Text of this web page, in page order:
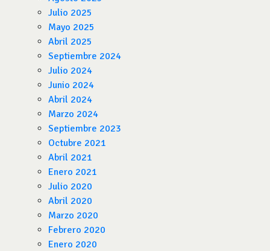
Julio 2025
Mayo 2025
Abril 2025
Septiembre 2024
Julio 2024
Junio 2024
Abril 2024
Marzo 2024
Septiembre 2023
Octubre 2021
Abril 2021
Enero 2021
Julio 2020
Abril 2020
Marzo 2020
Febrero 2020
Enero 2020